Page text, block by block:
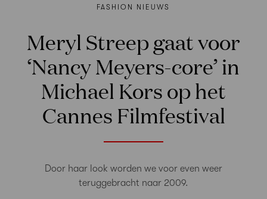
FASHION NIEUWS
Meryl Streep gaat voor
‘Nancy Meyers-core’ in
Michael Kors op het
Cannes Filmfestival
Door haar look worden we voor even weer
teruggebracht naar 2009.